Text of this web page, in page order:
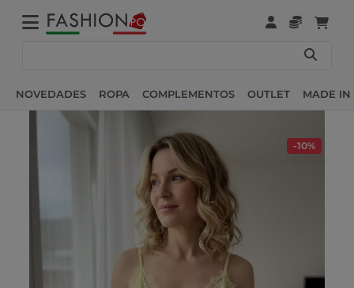
NOVEDADES ROPA COMPLEMENTOS OUTLET MADE IN
-10%